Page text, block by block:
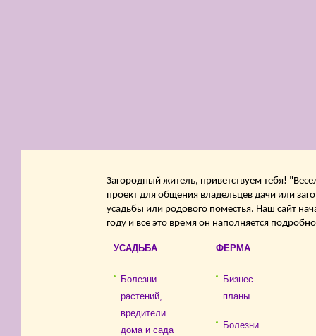
Загородный житель, приветствуем тебя!
проект для общения владельцев дачи или
усадьбы или родового поместья. Наш сайт
году и все это время он наполняется
УСАДЬБА
Болезни
растений,
вредители
дома и сада
ФЕРМА
Бизнес-
планы
Болезни